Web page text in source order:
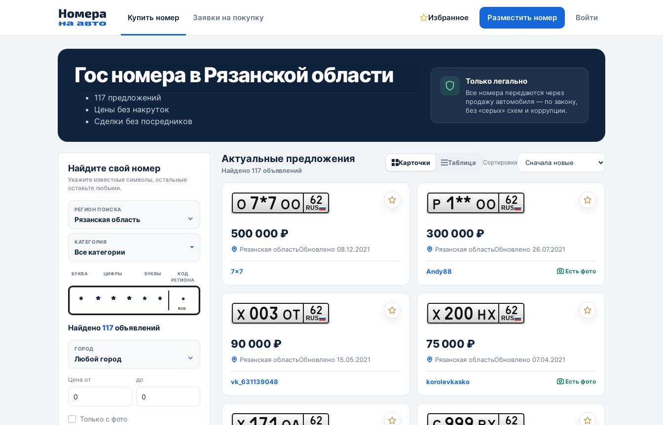
Купить номер Заявки на покупку Избранное Разместить номер Войти
Гос номера в Рязанской области
117 предложений
Цены без накруток
Сделки без посредников
Только легально
Все номера передаются через
продажу автомобиля — по закону,
без «серых» схем и коррупции.
Найдите свой номер
Укажите известные символы, остальные
оставьте любыми.
РЕГИОН ПОИСКА
Рязанская область
КАТЕГОРИЯ
Все категории
БУКВА ЦИФРЫ БУКВЫ
КОД
РЕГИОНА
RUS
Найдено117объявлений
ГОРОД
Любой город
Цена от до
Только с фото
Актуальные предложения
Найдено 117 объявлений
Карточки Таблица Сортировка
О 7*7 ОО 62
RUS
500 000 ₽
Рязанская областьОбновлено 08.12.2021
7x7
Р 1** ОО 62
RUS
300 000 ₽
Рязанская областьОбновлено 26.07.2021
Andy88 Есть фото
Х 003 ОТ 62
RUS
90 000 ₽
Рязанская областьОбновлено 15.05.2021
vk_631139048
Х 200 НХ 62
RUS
75 000 ₽
Рязанская областьОбновлено 07.04.2021
korolevkasko Есть фото
62 62